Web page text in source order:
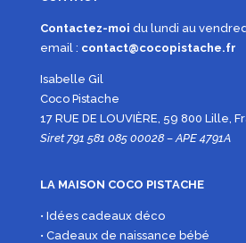
Contactez-moi du lundi au
email : contact@cocopistache.fr
Isabelle Gil
Coco Pistache
17 RUE DE LOUVIÈRE, 59 800 Lille,
Siret 791 581 085 00028 – APE 4791A
LA MAISON COCO PISTACHE
• Idées cadeaux déco
• Cadeaux de naissance bébé